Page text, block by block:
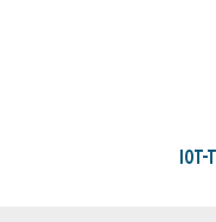
IOT-